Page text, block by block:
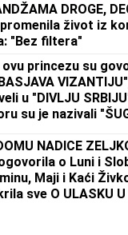
DROGE,
promenila život iz
"Bez filtera"
ovu princezu su
u "DIVLJU
su je nazivali
NADICE
o Luni i
Maji i Kaći
sve O ULASKU U